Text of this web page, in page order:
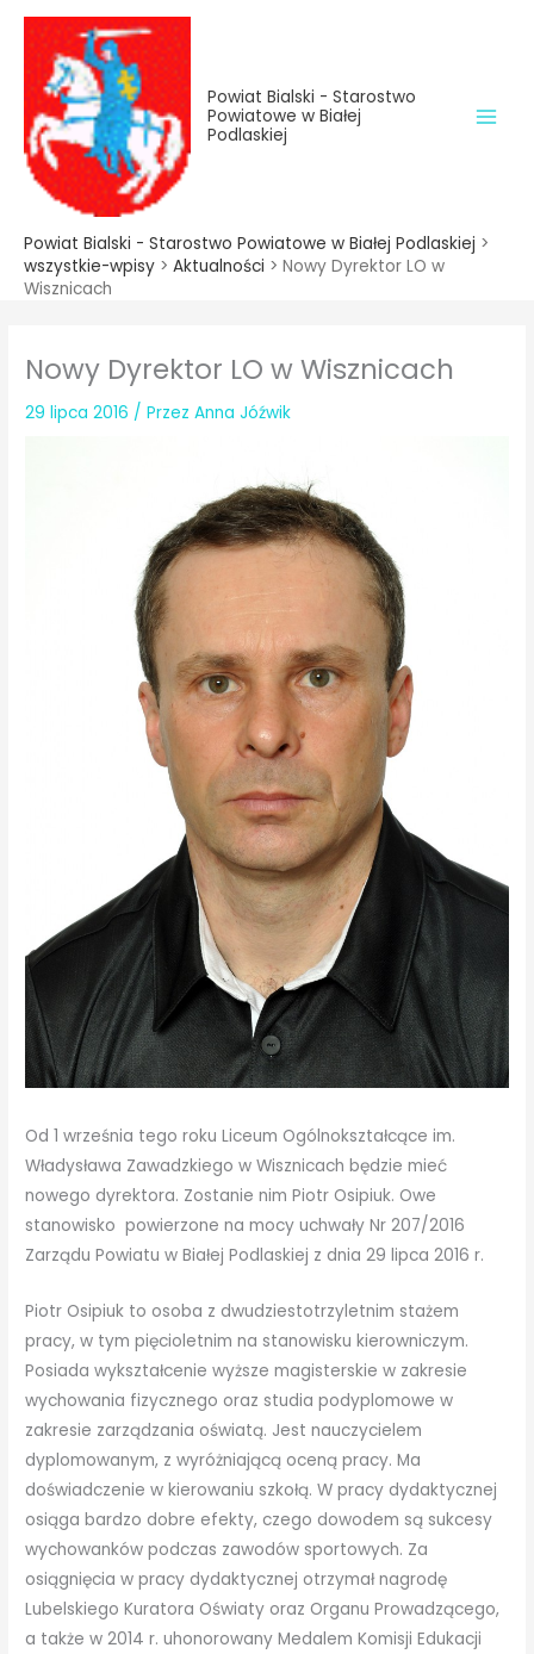
treści
Przejdź
treści
Powiat Bialski - Starostwo
Powiatowe w Białej
Podlaskiej
Powiat Bialski - Starostwo Powiatowe w Białej Podlaskiej >
wszystkie-wpisy > Aktualności > Nowy Dyrektor LO w
Wisznicach
Nowy Dyrektor LO w Wisznicach
29 lipca 2016 / PrzezAnna Jóźwik
Od 1 września tego roku Liceum Ogólnokształcące im.
Władysława Zawadzkiego w Wisznicach będzie mieć
nowego dyrektora. Zostanie nim Piotr Osipiuk. Owe
stanowisko powierzone na mocy uchwały Nr 207/2016
Zarządu Powiatu w Białej Podlaskiej z dnia 29 lipca 2016 r.
Piotr Osipiuk to osoba z dwudziestotrzyletnim stażem
pracy, w tym pięcioletnim na stanowisku kierowniczym.
Posiada wykształcenie wyższe magisterskie w zakresie
wychowania fizycznego oraz studia podyplomowe w
zakresie zarządzania oświatą. Jest nauczycielem
dyplomowanym, z wyróżniającą oceną pracy. Ma
doświadczenie w kierowaniu szkołą. W pracy dydaktycznej
osiąga bardzo dobre efekty, czego dowodem są sukcesy
wychowanków podczas zawodów sportowych. Za
osiągnięcia w pracy dydaktycznej otrzymał nagrodę
Lubelskiego Kuratora Oświaty oraz Organu Prowadzącego,
a także w 2014 r. uhonorowany Medalem Komisji Edukacji